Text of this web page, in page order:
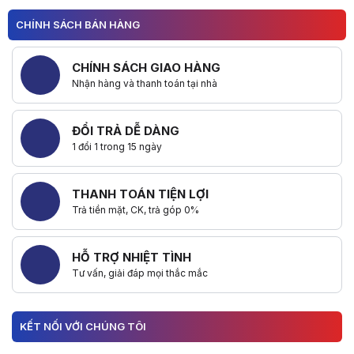
CHÍNH SÁCH BÁN HÀNG
CHÍNH SÁCH GIAO HÀNG
Nhận hàng và thanh toán tại nhà
ĐỔI TRẢ DỄ DÀNG
1 đổi 1 trong 15 ngày
THANH TOÁN TIỆN LỢI
Trả tiền mặt, CK, trả góp 0%
HỖ TRỢ NHIỆT TÌNH
Tư vấn, giải đáp mọi thắc mắc
KẾT NỐI VỚI CHÚNG TÔI